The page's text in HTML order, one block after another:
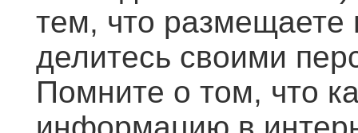
тем, что размещаете
делитесь своими
Помните о том, что